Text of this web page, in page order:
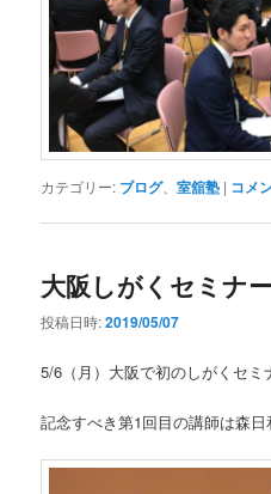
カテゴリー: ブログ、室舘塾 | コメ
大阪しがくセミナー
投稿日時:2019/05/07
5/6（月）大阪で初のしがくセミ
記念すべき第1回目の講師は森日